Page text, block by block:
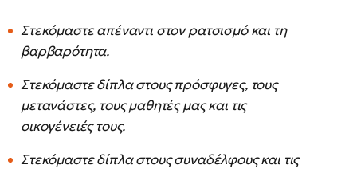
Στεκόμαστε απέναντι στον ρατσισμό και τη
βαρβαρότητα.
Στεκόμαστε δίπλα στους πρόσφυγες, τους
μετανάστες, τους μαθητές μας και τις
οικογένειές τους.
Στεκόμαστε δίπλα στους συναδέλφους και τις